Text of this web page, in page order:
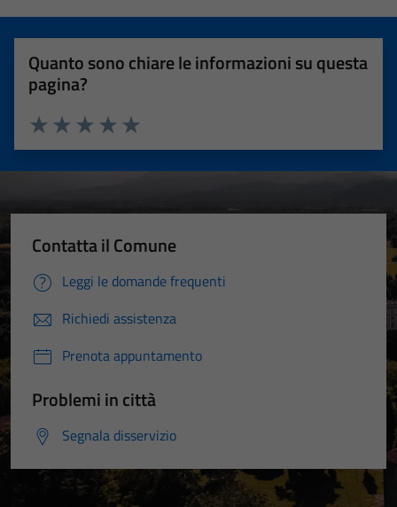
Quanto sono chiare le informazioni su questa
pagina?
Valuta 5 stelle su 5
Valuta 4 stelle su 5
Valuta 3 stelle su 5
Valuta 2 stelle su 5
Valuta 1 stelle su 5
Contatta il Comune
Leggi le domande frequenti
Richiedi assistenza
Prenota appuntamento
Problemi in città
Segnala disservizio